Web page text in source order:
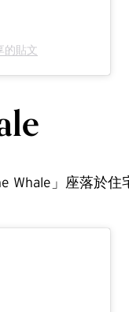
的貼文
Whale」座落於住